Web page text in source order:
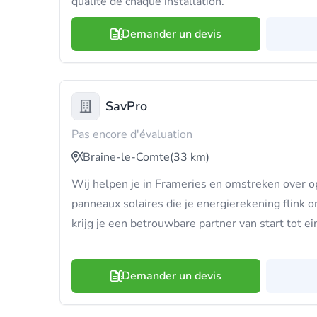
Demander un devis
SavPro
Pas encore d'évaluation
Braine-le-Comte(33 km)
Wij helpen je in Frameries en omstreken over
panneaux solaires die je energierekening flink
krijg je een betrouwbare partner van start tot
Demander un devis